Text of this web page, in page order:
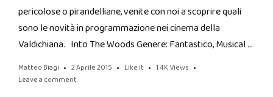
pericolose o pirandelliane, venite con noi a scoprire quali
sono le novità in programmazione nei cinema della
Valdichiana. Into The Woods Genere: Fantastico, Musical …
Matteo Biagi 2 Aprile 2015 Like it 1.4K Views
Leave a comment